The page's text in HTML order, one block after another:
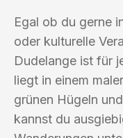
Egal ob du gerne
oder kulturelle
Dudelange ist für
liegt in einem
grünen Hügeln
kannst du